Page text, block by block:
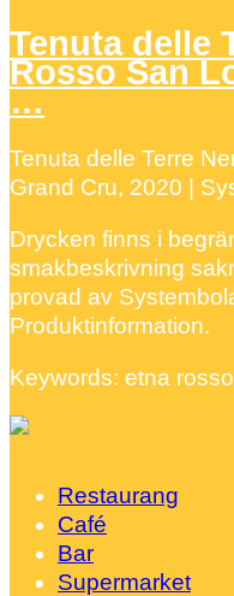
Tenuta delle
Rosso San
…
Tenuta delle Terre
Grand Cru, 2020 |
Drycken finns i
smakbeskrivning
provad av
Produktinformation.
Keywords: etna
Restaurang
Café
Bar
Supermarket